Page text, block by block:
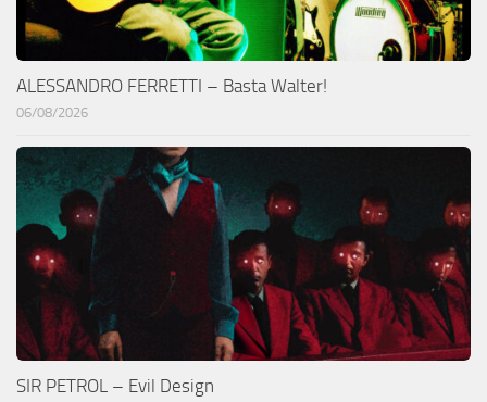
ALESSANDRO FERRETTI – Basta Walter!
06/08/2026
SIR PETROL – Evil Design